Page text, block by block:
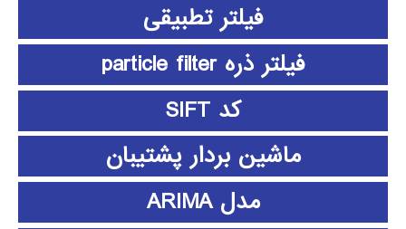
فیلتر تطبیقی
فیلتر ذره particle filter
کد SIFT
ماشین بردار پشتیبان
مدل ARIMA